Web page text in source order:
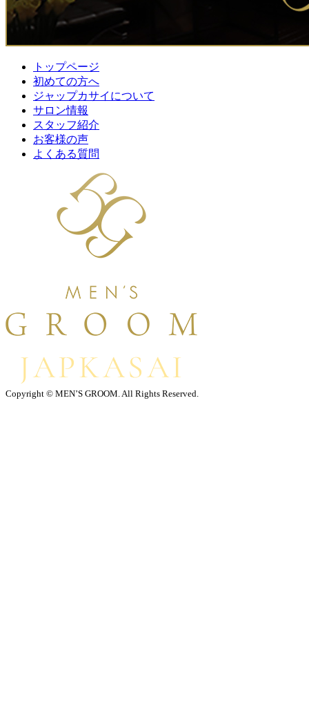
トップページ
初めての方へ
ジャップカサイについて
サロン情報
スタッフ紹介
お客様の声
よくある質問
Copyright © MEN’S GROOM. All Rights Reserved.